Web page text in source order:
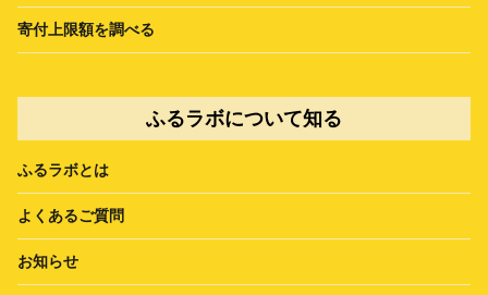
寄付上限額を調べる
ふるラボについて知る
ふるラボとは
よくあるご質問
お知らせ